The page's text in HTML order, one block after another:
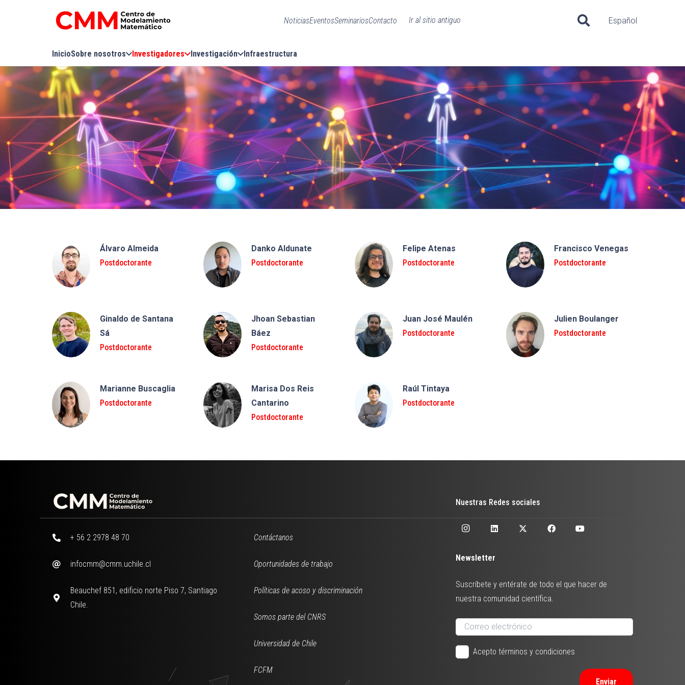
NoticiasEventosSeminariosContacto Ir al sitio antiguo Español
InicioSobre nosotros Investigadores Investigación Infraestructura
Álvaro Almeida
Postdoctorante
Danko Aldunate
Postdoctorante
Felipe Atenas
Postdoctorante
Francisco Venegas
Postdoctorante
Ginaldo de Santana
Sá
Postdoctorante
Jhoan Sebastian
Báez
Postdoctorante
Juan José Maulén
Postdoctorante
Julien Boulanger
Postdoctorante
Marianne Buscaglia
Postdoctorante
Marisa Dos Reis
Cantarino
Postdoctorante
Raúl Tintaya
Postdoctorante
Nuestras Redes sociales
+ 56 2 2978 48 70
infocmm@cmm.uchile.cl
Beauchef 851, edificio norte Piso 7, Santiago
Chile.
Contáctanos
Oportunidades de trabajo
Políticas de acoso y discriminación
Somos parte del CNRS
Universidad de Chile
FCFM
Newsletter
Suscríbete y entérate de todo el que hacer de
nuestra comunidad científica.
Acepto términos y condiciones
Enviar